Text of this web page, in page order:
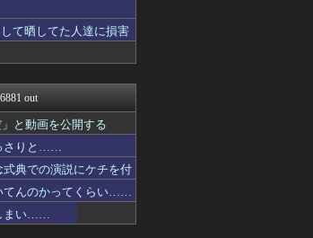
の申す！！
リー速報☆彡
人(...
る
速報‼︎
･∀･)
て晒してた人達に損害
out
と動画を公開する
さりと……
典での演説にケチを付
てんのかってくらい……
まい……